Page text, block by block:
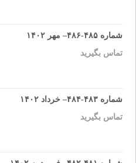
شماره ۴۸۵-۴۸۶– مهر ۱۴۰۲
تماس بگیرید
شماره ۴۸۳-۴۸۴– خرداد ۱۴۰۲
تماس بگیرید